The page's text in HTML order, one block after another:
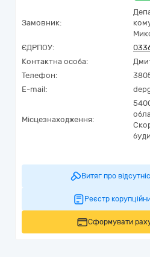
Замовник:
ЄДРПОУ:
Контактна особа:
Телефон:
E-mail:
Місцезнаходження:
Витяг про
Реєстр
Сформувати